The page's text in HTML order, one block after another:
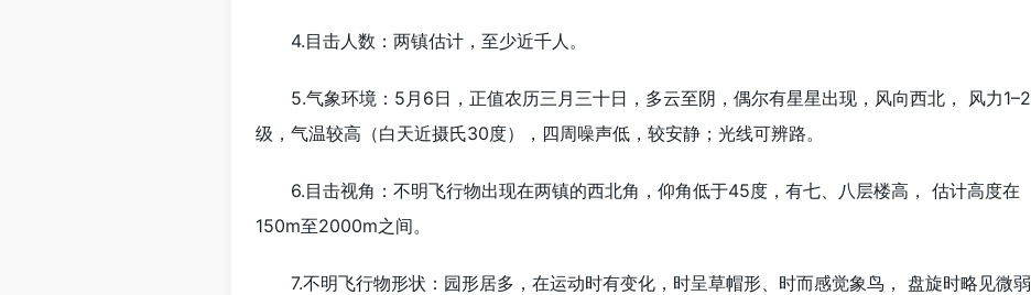
4.目击人数：两镇估计，至少近千人。
5.气象环境：5月6日，正值农历三月三十日，多云至阴，偶尔有星星出现，风向西北， 风力1–2
级，气温较高（白天近摄氏30度），四周噪声低，较安静；光线可辨路。
6.目击视角：不明飞行物出现在两镇的西北角，仰角低于45度，有七、八层楼高， 估计高度在
150m至2000m之间。
7.不明飞行物形状：园形居多，在运动时有变化，时呈草帽形、时而感觉象鸟， 盘旋时略见微弱